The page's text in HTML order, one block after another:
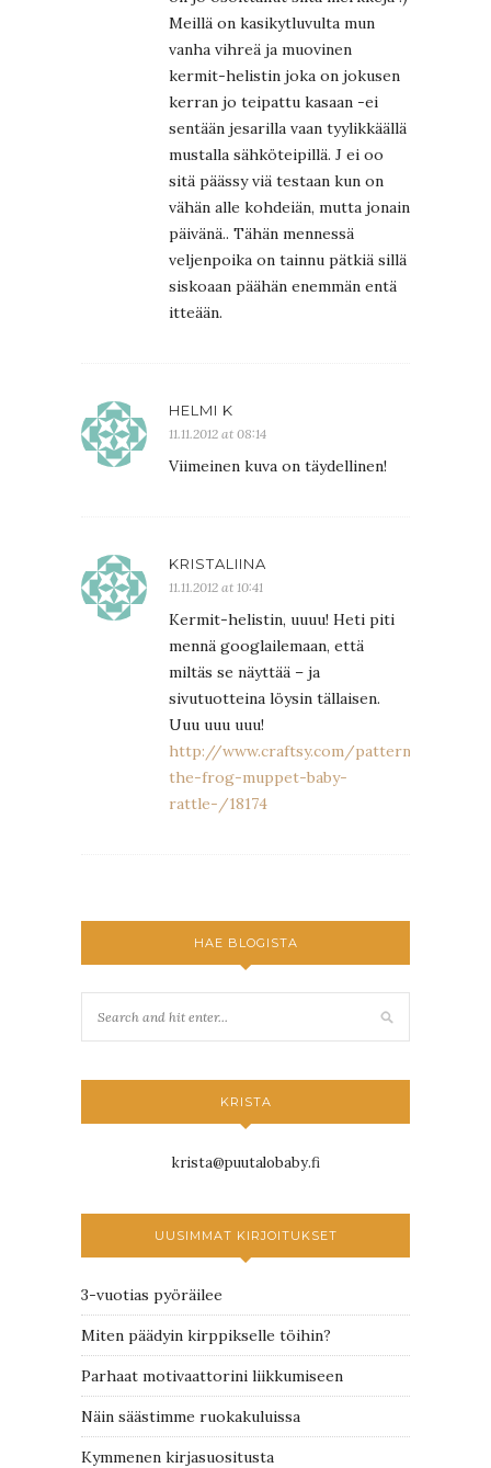
Meillä on kasikytluvulta mun
vanha vihreä ja muovinen
kermit-helistin joka on jokusen
kerran jo teipattu kasaan -ei
sentään jesarilla vaan tyylikkäällä
mustalla sähköteipillä. J ei oo
sitä päässy viä testaan kun on
vähän alle kohdeiän, mutta jonain
päivänä.. Tähän mennessä
veljenpoika on tainnu pätkiä sillä
siskoaan päähän enemmän entä
itteään.
HELMI K
11.11.2012 at 08:14
Viimeinen kuva on täydellinen!
KRISTALIINA
11.11.2012 at 10:41
Kermit-helistin, uuuu! Heti piti
mennä googlailemaan, että
miltäs se näyttää – ja
sivutuotteina löysin tällaisen.
Uuu uuu uuu!
http://www.craftsy.com/pattern/
the-frog-muppet-baby-
rattle-/18174
HAE BLOGISTA
KRISTA
krista@puutalobaby.fi
UUSIMMAT KIRJOITUKSET
3-vuotias pyöräilee
Miten päädyin kirppikselle töihin?
Parhaat motivaattorini liikkumiseen
Näin säästimme ruokakuluissa
Kymmenen kirjasuositusta